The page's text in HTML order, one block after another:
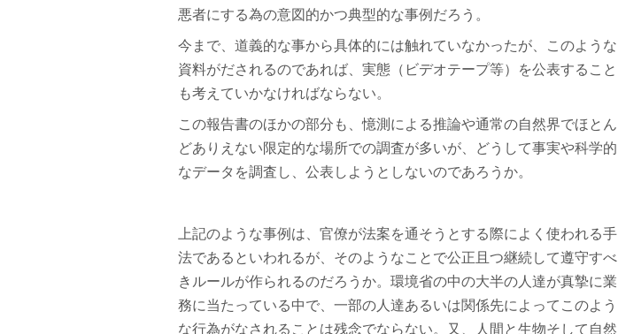
悪者にする為の意図的かつ典型的な事例だろう。
今まで、道義的な事から具体的には触れていなかったが、このような
資料がだされるのであれば、実態（ビデオテープ等）を公表すること
も考えていかなければならない。
この報告書のほかの部分も、憶測による推論や通常の自然界でほとん
どありえない限定的な場所での調査が多いが、どうして事実や科学的
なデータを調査し、公表しようとしないのであろうか。
上記のような事例は、官僚が法案を通そうとする際によく使われる手
法であるといわれるが、そのようなことで公正且つ継続して遵守すべ
きルールが作られるのだろうか。環境省の中の大半の人達が真摯に業
務に当たっている中で、一部の人達あるいは関係先によってこのよう
な行為がなされることは残念でならない。又、人間と生物そして自然